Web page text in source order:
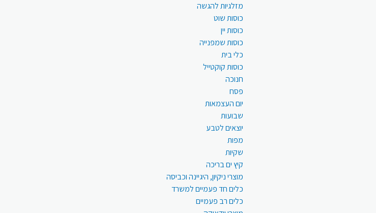
מזלגיות להגשה
כוסות שוט
כוסות יין
כוסות שמפנייה
כלי בית
כוסות קוקטייל
חנוכה
פסח
יום העצמאות
שבועות
יוצאים לטבע
מפות
שקיות
קיץ ים בריכה
מוצרי ניקיון, היגיינה וכביסה
כלים חד פעמיים למשרד
כלים רב פעמיים